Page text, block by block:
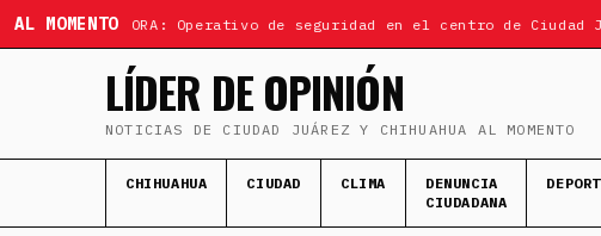
AL MOMENTO
ÚLTIMA HORA: Operativo de seguridad en el centro de
LÍDER DE OPINIÓN
NOTICIAS DE CIUDAD JUÁREZ Y CHIHUAHUA AL MOMENTO
CHIHUAHUA CIUDAD CLIMA
DENUNCIA
CIUDADANA